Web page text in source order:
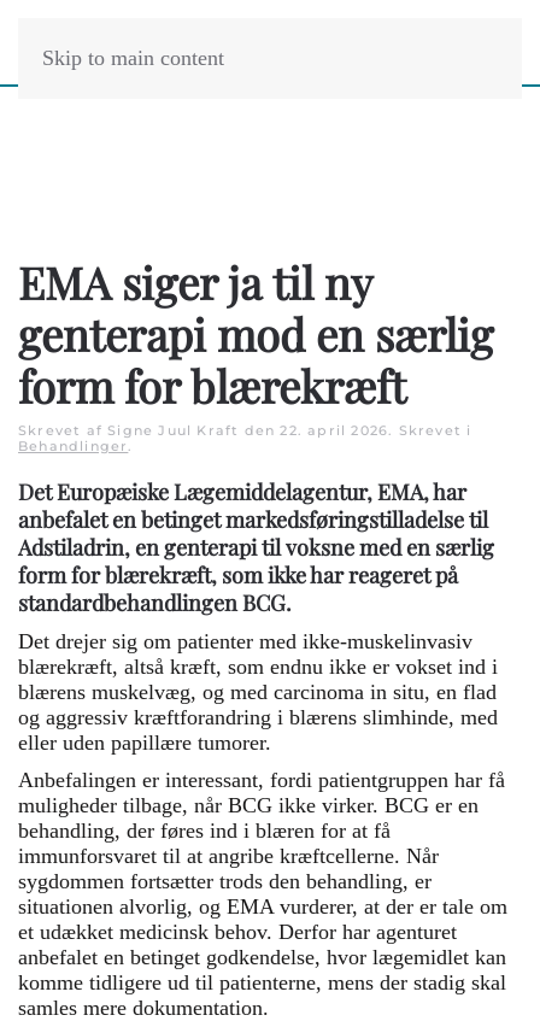
Skip to main content
EMA siger ja til ny
genterapi mod en særlig
form for blærekræft
Skrevet af Signe Juul Kraft den22. april 2026. Skrevet i
Behandlinger.
Det Europæiske Lægemiddelagentur, EMA, har
anbefalet en betinget markedsføringstilladelse til
Adstiladrin, en genterapi til voksne med en særlig
form for blærekræft, som ikke har reageret på
standardbehandlingen BCG.
Det drejer sig om patienter med ikke-muskelinvasiv
blærekræft, altså kræft, som endnu ikke er vokset ind i
blærens muskelvæg, og med carcinoma in situ, en flad
og aggressiv kræftforandring i blærens slimhinde, med
eller uden papillære tumorer.
Anbefalingen er interessant, fordi patientgruppen har få
muligheder tilbage, når BCG ikke virker. BCG er en
behandling, der føres ind i blæren for at få
immunforsvaret til at angribe kræftcellerne. Når
sygdommen fortsætter trods den behandling, er
situationen alvorlig, og EMA vurderer, at der er tale om
et udækket medicinsk behov. Derfor har agenturet
anbefalet en betinget godkendelse, hvor lægemidlet kan
komme tidligere ud til patienterne, mens der stadig skal
samles mere dokumentation.